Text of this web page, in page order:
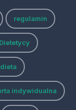
regulamin
Dietetycy
dieta
indywidualna